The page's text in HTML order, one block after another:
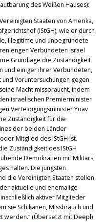
des Weißen Hauses):
Staaten von Amerika,
(IStGH), wie er durch
illegitime und unbegründete
engen Verbündeten Israel
Grundlage die Zuständigkeit
und einiger ihrer Verbündeten,
Voruntersuchungen gegen
Macht missbraucht, indem
israelischen Premierminister
Verteidigungsminister Yoav
Zuständigkeit für die
der beiden Länder
Mitglied des IStGH ist.
Zuständigkeit des IStGH
Demokratien mit Militärs,
halten. Die jüngsten
die Vereinigten Staaten stellen
aktuelle und ehemalige
aktiver Mitglieder
sie Schikanen, Missbrauch und
werden.“ (Übersetzt mit Deepl)